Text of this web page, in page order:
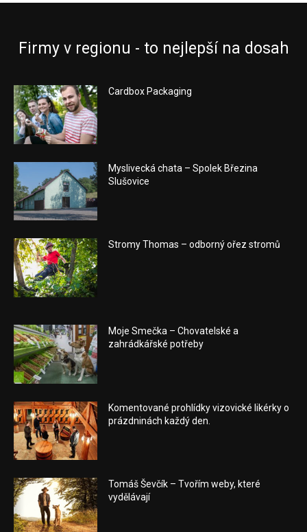
Firmy v regionu - to nejlepší na dosah
Cardbox Packaging
Myslivecká chata – Spolek Březina
Slušovice
Stromy Thomas – odborný ořez stromů
Moje Smečka – Chovatelské a
zahrádkářské potřeby
Komentované prohlídky vizovické likérky o
prázdninách každý den.
Tomáš Ševčík – Tvořím weby, které
vydělávají